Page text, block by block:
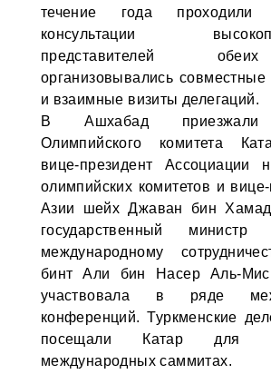
течение года
консультации
представителей
организовывались
и взаимные визиты делегаций.
В Ашхабад приезжали
Олимпийского комитета
вице-президент Ассоциации
олимпийских комитетов и
Азии шейх Джаван бин
государственный
международному
бинт Али бин Насер Аль-
участвовала в ряде
конференций. Туркменские
посещали Катар для
международных саммитах.